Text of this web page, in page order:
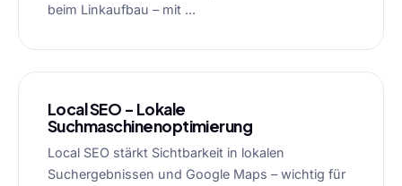
beim Linkaufbau – mit ...
Local SEO – Lokale
Suchmaschinenoptimierung
Local SEO stärkt Sichtbarkeit in lokalen
Suchergebnissen und Google Maps – wichtig für